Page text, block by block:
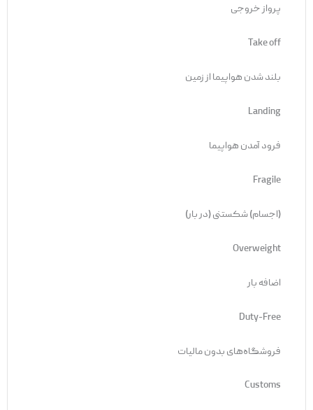
پرواز خروجی
Take off
بلند شدن هواپیما از زمین
Landing
فرود آمدن هواپیما
Fragile
(اجسام) شکستنی (در بار)
Overweight
اضافه بار
Duty-Free
فروشگاه‌های بدون مالیات
Customs